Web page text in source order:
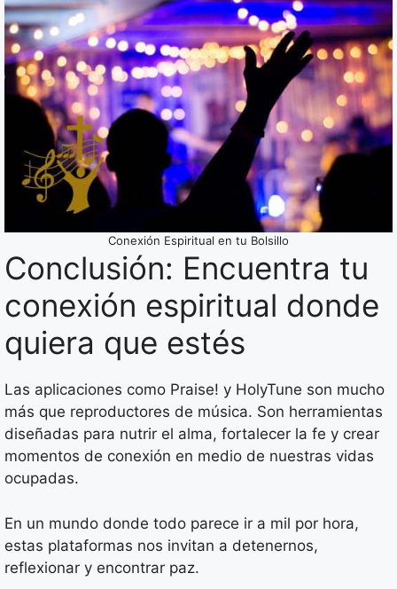
Conexión Espiritual en tu Bolsillo
Conclusión: Encuentra tu
conexión espiritual donde
quiera que estés
Las aplicaciones como Praise! y HolyTune son mucho
más que reproductores de música. Son herramientas
diseñadas para nutrir el alma, fortalecer la fe y crear
momentos de conexión en medio de nuestras vidas
ocupadas.
En un mundo donde todo parece ir a mil por hora,
estas plataformas nos invitan a detenernos,
reflexionar y encontrar paz.